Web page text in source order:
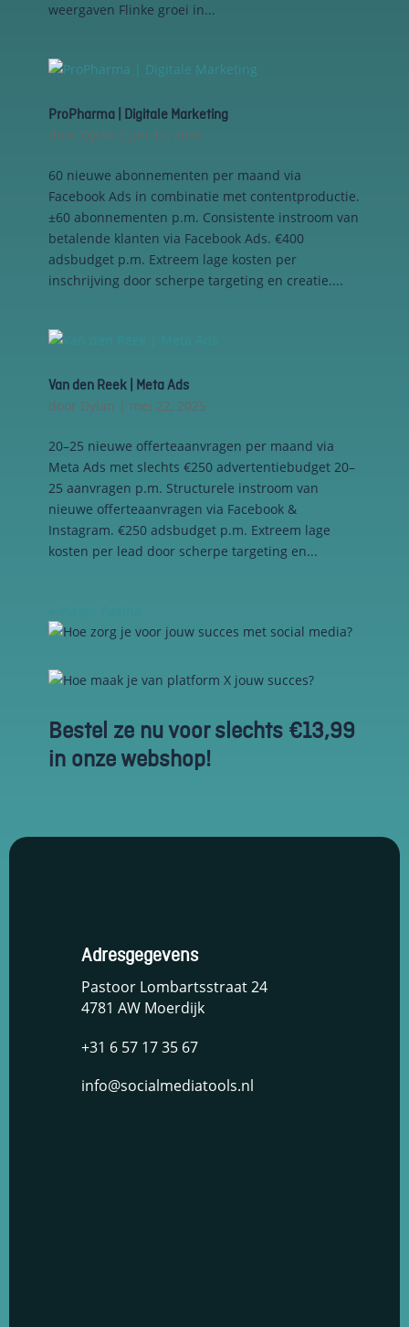
weergaven Flinke groei in...
ProPharma | Digitale Marketing
door Dylan | jan 12, 2026
60 nieuwe abonnementen per maand via
Facebook Ads in combinatie met contentproductie.
±60 abonnementen p.m. Consistente instroom van
betalende klanten via Facebook Ads. €400
adsbudget p.m. Extreem lage kosten per
inschrijving door scherpe targeting en creatie....
Van den Reek | Meta Ads
door Dylan | mei 22, 2025
20–25 nieuwe offerteaanvragen per maand via
Meta Ads met slechts €250 advertentiebudget 20–
25 aanvragen p.m. Structurele instroom van
nieuwe offerteaanvragen via Facebook &
Instagram. €250 adsbudget p.m. Extreem lage
kosten per lead door scherpe targeting en...
Bestel ze nu voor slechts €13,99
in onze webshop!
Adresgegevens
Pastoor Lombartsstraat 24
4781 AW Moerdijk
+31 6 57 17 35 67
info@socialmediatools.nl